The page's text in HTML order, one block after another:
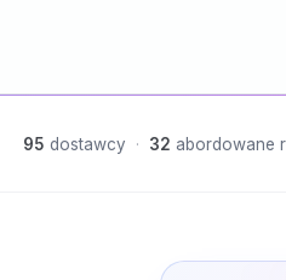
95 dostawcy · 32 abordowane